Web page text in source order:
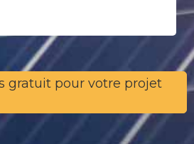
gratuit pour votre projet